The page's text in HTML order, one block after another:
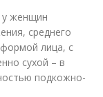
у женщин
среднего
лица, с
сухой – в
подкожно-